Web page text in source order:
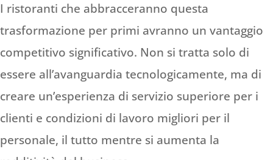
I ristoranti che abbracceranno questa
trasformazione per primi avranno un vantaggio
competitivo significativo. Non si tratta solo di
essere all’avanguardia tecnologicamente, ma di
creare un’esperienza di servizio superiore per i
clienti e condizioni di lavoro migliori per il
personale, il tutto mentre si aumenta la